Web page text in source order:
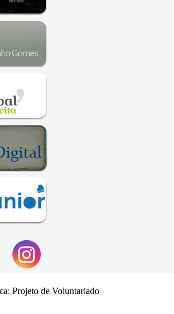
Projeto de Voluntariado